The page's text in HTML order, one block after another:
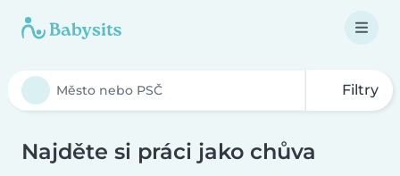
Filtry
Najděte si práci jako chůva